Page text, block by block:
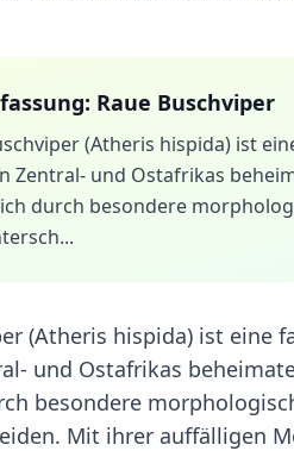
Raue Buschviper
(Atheris hispida) ist
Zentral- und Ostafrikas
durch besondere
(Atheris hispida) ist eine
und Ostafrikas
besondere
Mit ihrer auffälligen